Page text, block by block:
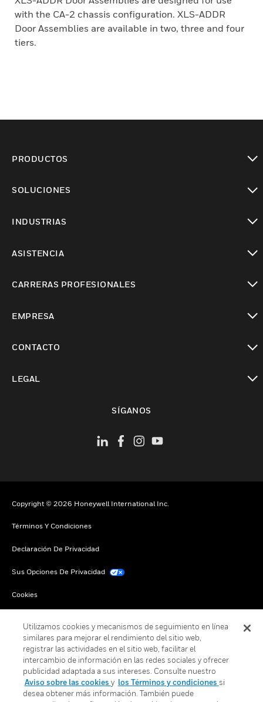
with the CA-2 chassis configuration. XLS-ADDR
Door Assemblies are available in two, three and four
tiers.
PRODUCTOS
SOLUCIONES
INDUSTRIAS
ASISTENCIA
CARRERAS PROFESIONALES
EMPRESA
CONTACTO
LEGAL
SÍGANOS
Copyright © 2026 Honeywell International Inc.
Términos Y Condiciones
Declaración De Privacidad
Sus Opciones De Privacidad
Cookies
Utilizamos cookies y mecanismos de seguimiento en línea
similares para mejorar el rendimiento del sitio web,
registrar las actividades en el sitio web, facilitar el
intercambio de información en las redes sociales y ofrecer
publicidad adaptada a sus intereses. Consulte nuestro
Aviso sobre las cookies y los Términos y condiciones si
desea obtener más información. También puede